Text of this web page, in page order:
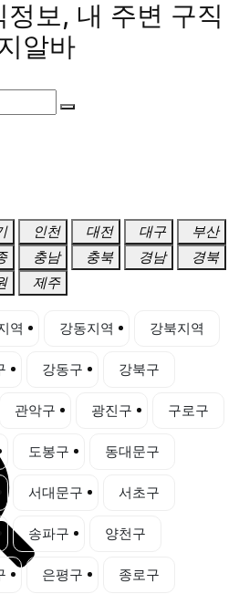
보, 내 주변 구직
알바
인천 대전 대구
부산
충남 충북 경남
경북
제주
역 강동지역 강북지역
강동구 강북구
관악구 광진구 구로구
도봉구 동대문구
서대문구 서초구
송파구 양천구
은평구 종로구